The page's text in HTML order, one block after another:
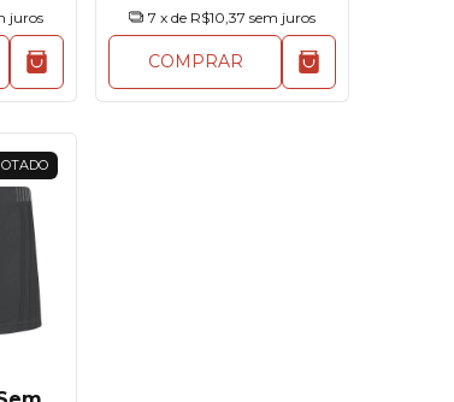
juros 7 x de R$10,37 sem juros
COMPRAR